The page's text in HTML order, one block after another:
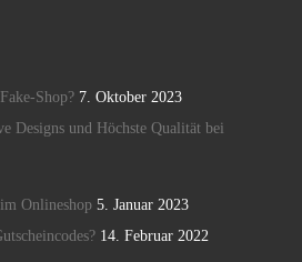
Shop? 7. Oktober 2023
Designs und Höchste Qualität bei
Onlineshop 5. Januar 2023
14. Februar 2022